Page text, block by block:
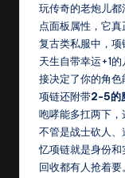
玩传奇的老炮儿
点面板属性，它
复古类私服中，
天生自带幸运+1
接决定了你的角
项链还附带2-5的
咆哮能多扛两下
不管是战士砍人
忆项链就是身份
回收都有人抢着要。